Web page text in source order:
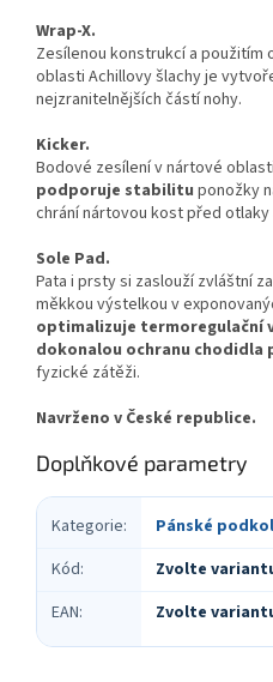
Wrap-X.
Zesílenou konstrukcí a použitím
oblasti Achillovy šlachy je
nejzranitelnějších částí nohy.
Kicker.
Bodové zesílení v nártové oblasti
podporuje stabilitu ponožky
chrání nártovou kost před otlaky
Sole Pad.
Pata i prsty si zaslouží zvláštní
měkkou výstelkou v
optimalizuje termoregulační
dokonalou ochranu chodidla
fyzické zátěži.
Navrženo v České republice.
Doplňkové parametry
Kategorie:
Pánské
Kód:
Zvolte
EAN: Zvolte